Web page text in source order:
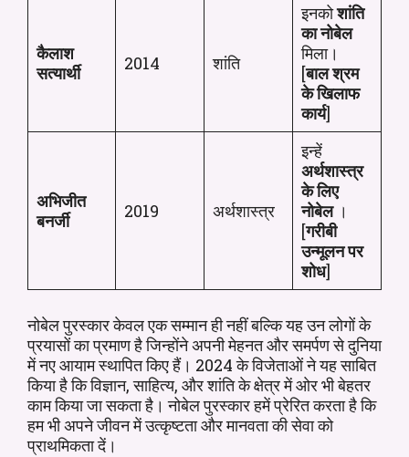
कैलाश
सत्यार्थी
2014 शांति
इनकोशांति
का नोबेल
मिला।
[बाल श्रम
के खिलाफ
कार्य]
अभिजीत
बनर्जी
2019 अर्थशास्त्र
इन्हें
अर्थशास्त्र
के लिए
नोबेल।
[गरीबी
उन्मूलन पर
शोध]
नोबेल पुरस्कार केवल एक सम्मान ही नहीं बल्कि यह उन लोगों के
प्रयासों का प्रमाण है जिन्होंने अपनी मेहनत और समर्पण से दुनिया
में नए आयाम स्थापित किए हैं। 2024 के विजेताओं ने यह साबित
किया है कि विज्ञान, साहित्य, और शांति के क्षेत्र में ओर भी बेहतर
काम किया जा सकता है। नोबेल पुरस्कार हमें प्रेरित करता है कि
हम भी अपने जीवन में उत्कृष्टता और मानवता की सेवा को
प्राथमिकता दें।